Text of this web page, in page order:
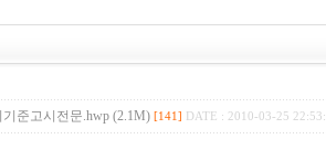
준고시전문.hwp (2.1M) [141] DATE : 2010-03-25